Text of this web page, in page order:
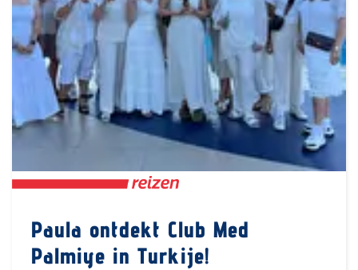
Paula ontdekt Club Med
Palmiye in Turkije!